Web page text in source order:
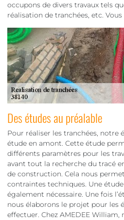
occupons de divers travaux tels
réalisation de tranchées, etc.
Des études au préalable
Pour réaliser les tranchées, notre
étude en amont. Cette étude
différents paramètres pour les
avant tout la recherche du tracé
de construction. Cela nous
contraintes techniques. Une
également nécessaire. Une fois
nous élaborons le projet pour les
effectuer. Chez AMEDEE William,